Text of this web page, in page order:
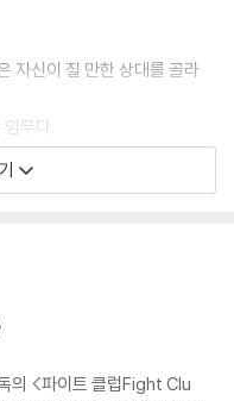
자신이 질 만한 상대를 골라
무다.
움만은 피해보려 안간힘을 쓸
.
의 <파이트 클럽Fight Clu